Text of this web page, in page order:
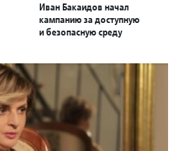
Иван Бакаидов начал
кампанию за доступную
и безопасную среду